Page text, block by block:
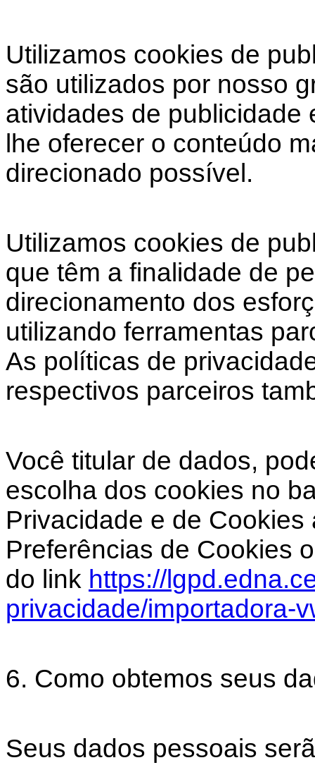
Utilizamos cookies de
são utilizados por nosso
atividades de publicidade
lhe oferecer o conteúdo
direcionado possível.
Utilizamos cookies de
que têm a finalidade de
direcionamento dos
utilizando ferramentas
As políticas de
respectivos parceiros
Você titular de dados,
escolha dos cookies no
Privacidade e de
Preferências de Cookies
do link https://
privacidade/importadora-
6. Como obtemos seus
Seus dados pessoais